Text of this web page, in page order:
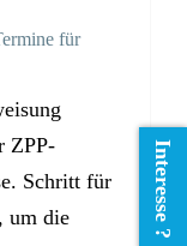
für
ZPP-
Schritt für
um die
Interesse ?